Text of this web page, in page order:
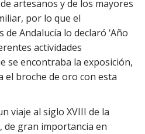
artesanos y de los mayores
por lo que el
Andalucía lo declaró ‘Año
actividades
se encontraba la exposición,
el broche de oro con esta
viaje al siglo XVIII de la
de gran importancia en